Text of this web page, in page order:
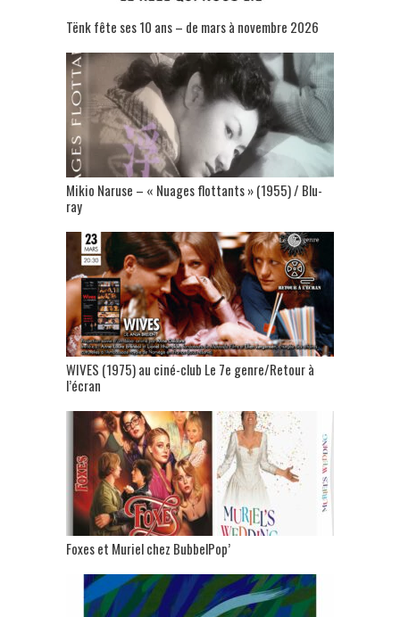
Tënk fête ses 10 ans – de mars à novembre 2026
Mikio Naruse – « Nuages flottants » (1955) / Blu-
ray
WIVES (1975) au ciné-club Le 7e genre/Retour à
l’écran
Foxes et Muriel chez BubbelPop’